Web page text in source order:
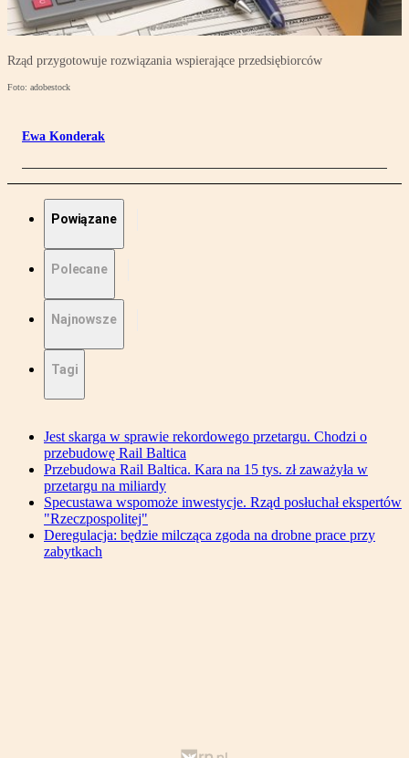
Rząd przygotowuje rozwiązania wspierające przedsiębiorców
Foto: adobestock
Ewa Konderak
Powiązane
Polecane
Najnowsze
Tagi
Jest skarga w sprawie rekordowego przetargu. Chodzi o
przebudowę Rail Baltica
Przebudowa Rail Baltica. Kara na 15 tys. zł zaważyła w
przetargu na miliardy
Specustawa wspomoże inwestycje. Rząd posłuchał ekspertów
"Rzeczpospolitej"
Deregulacja: będzie milcząca zgoda na drobne prace przy
zabytkach